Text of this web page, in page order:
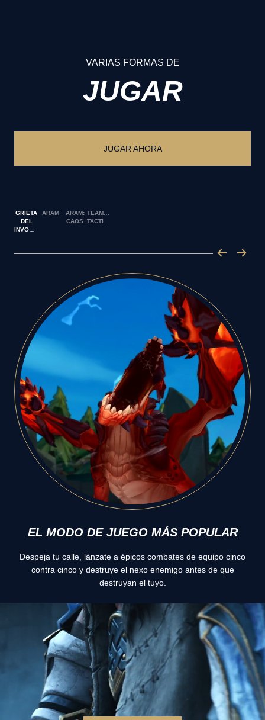
VARIAS FORMAS DE
JUGAR
JUGAR AHORA
GRIETA
DEL
INVOCADOR
ARAM
ARAM:
CAOS
TEAMFIGHT
TACTICS
EL MODO DE JUEGO MÁS POPULAR
Despeja tu calle, lánzate a épicos combates de equipo cinco
contra cinco y destruye el nexo enemigo antes de que
destruyan el tuyo.